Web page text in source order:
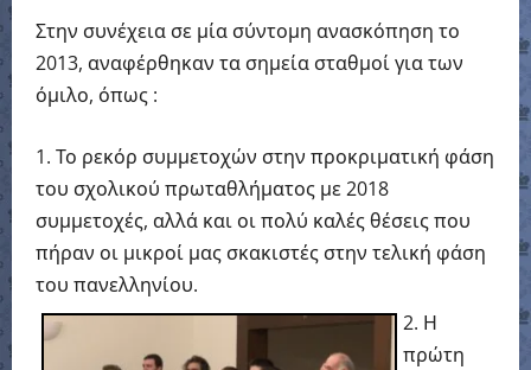
Στην συνέχεια σε μία σύντομη ανασκόπηση το
2013, αναφέρθηκαν τα σημεία σταθμοί για των
όμιλο, όπως :
Το ρεκόρ συμμετοχών στην προκριματική φάση
του σχολικού πρωταθλήματος με 2018
συμμετοχές, αλλά και οι πολύ καλές θέσεις που
πήραν οι μικροί μας σκακιστές στην τελική φάση
του πανελληνίου.
Η
πρώτη